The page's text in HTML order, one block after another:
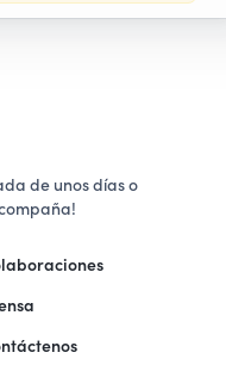
de unos días o